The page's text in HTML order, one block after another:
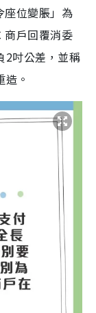
座位變脹」為
商戶回覆消委
2吋公差，並稱
。